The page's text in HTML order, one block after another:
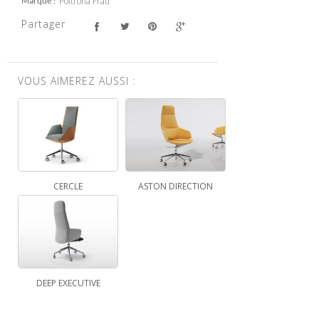
Partager
VOUS AIMEREZ AUSSI :
CERCLE ASTON DIRECTION
DEEP EXECUTIVE